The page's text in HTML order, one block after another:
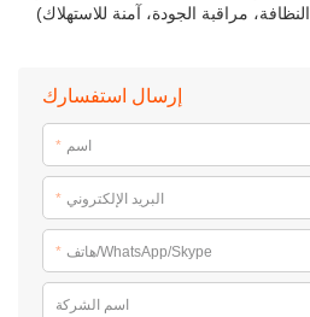
النظافة، مراقبة الجودة، آمنة للاستهلاك)
إرسال استفسارك
* اسم
* البريد الإلكتروني
* هاتف/WhatsApp/Skype
اسم الشركة